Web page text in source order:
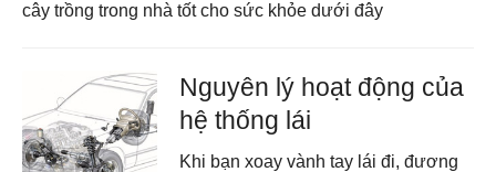
cây trồng trong nhà tốt cho sức khỏe dưới đây
Nguyên lý hoạt động của
hệ thống lái
Khi bạn xoay vành tay lái đi, đương